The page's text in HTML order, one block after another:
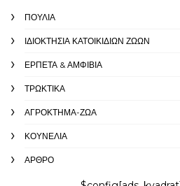
ΠΟΥΛΙΆ
ΙΔΙΟΚΤΗΣΊΑ ΚΑΤΟΙΚΊΔΙΩΝ ΖΏΩΝ
ΕΡΠΕΤΆ & ΑΜΦΊΒΙΑ
ΤΡΩΚΤΙΚΆ
ΑΓΡΌΚΤΗΜΑ-ΖΏΑ
ΚΟΥΝΈΛΙΑ
ΆΡΘΡΟ